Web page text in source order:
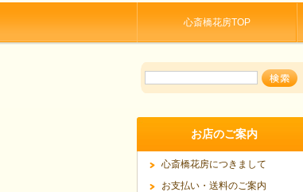
心斎橋花房TOP
お店のご案内
心斎橋花房につきまして
お支払い・送料のご案内